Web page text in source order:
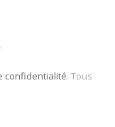
confidentialité. Tous